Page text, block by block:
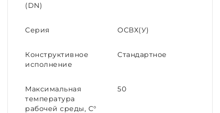
(DN)
Серия ОСВХ(У)
Конструктивное
исполнение
Стандартное
Максимальная
температура
рабочей среды, С°
50